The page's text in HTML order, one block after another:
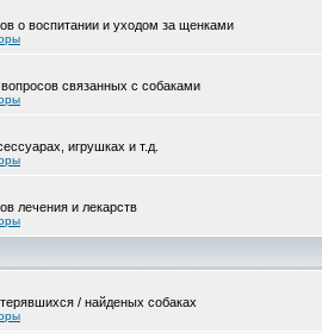
о воспитании и уходом за щенками
связанных с собаками
игрушках и т.д.
лечения и лекарств
/ найденых собаках